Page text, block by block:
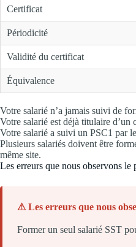
Certificat
Périodicité
Validité du certificat
Équivalence
Votre salarié n’a jamais suivi de
Votre salarié est déjà titulaire
Votre salarié a suivi un PSC1 par
Plusieurs salariés doivent être
même site.
Les erreurs que nous observons le
⚠ Les erreurs que nous
Former un seul salarié SST